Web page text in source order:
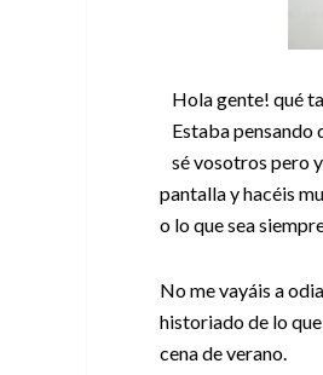
Hola gente! qué
Estaba pensando
sé vosotros pero
pantalla y hacéis
o lo que sea
No me vayáis a
historiado de lo
cena de verano.